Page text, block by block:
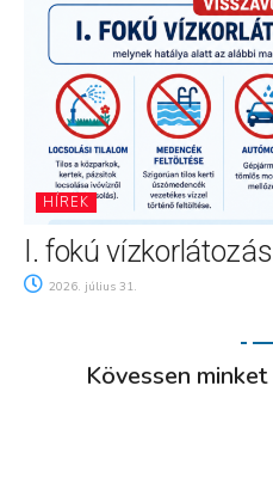
HÍREK
I. fokú
2026. július 31.
Kövessen